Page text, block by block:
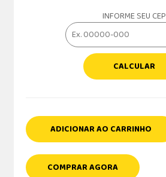
INFORME SEU CEP
CALCULAR
ADICIONAR AO CARRINHO
COMPRAR AGORA